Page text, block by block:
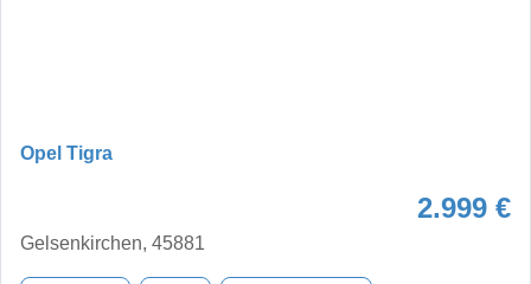
Opel Tigra
2.999 €
Gelsenkirchen, 45881